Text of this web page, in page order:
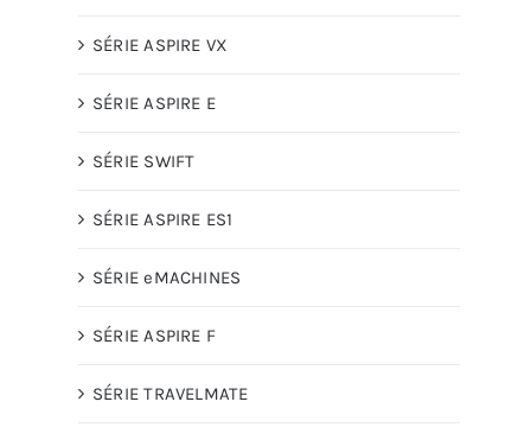
SÉRIE ASPIRE VX
SÉRIE ASPIRE E
SÉRIE SWIFT
SÉRIE ASPIRE ES1
SÉRIE eMACHINES
SÉRIE ASPIRE F
SÉRIE TRAVELMATE